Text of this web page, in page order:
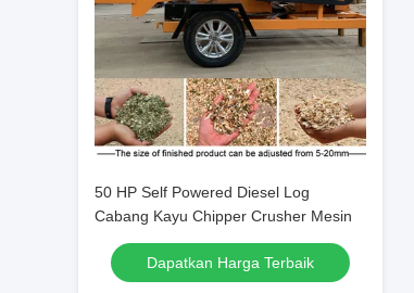
50 HP Self Powered Diesel Log
Cabang Kayu Chipper Crusher Mesin
Dapatkan Harga Terbaik